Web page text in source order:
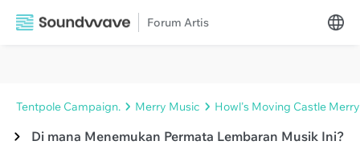
Forum Artis
Tentpole Campaign. Merry Music Howl's Moving Castle
Di mana Menemukan Permata Lembaran Musik Ini?